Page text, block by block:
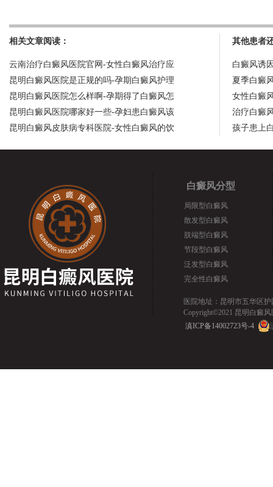
相关文章阅读：
云南治疗白癜风医院官网-女性白癜风治疗应
昆明白癜风医院是正规的吗-孕期白癜风护理
昆明白癜风医院怎么样啊-孕期得了白癜风怎
昆明白癜风医院哪家好一些-孕妇患白癜风该
昆明白癜风皮肤病专科医院-女性白癜风的饮
其他患者
白癜风诱
夏季白癜
女性白癜
治疗白癜
孩子患上
白癜风分型
局限型白癜风
散发型白癜风
肢端型白癜风
节段型白癜风
泛发型白癜风
完全性白癜风
医院地址：昆明市五华区护
Copyright©2021 昆明白癜风
滇ICP备14002723号-4